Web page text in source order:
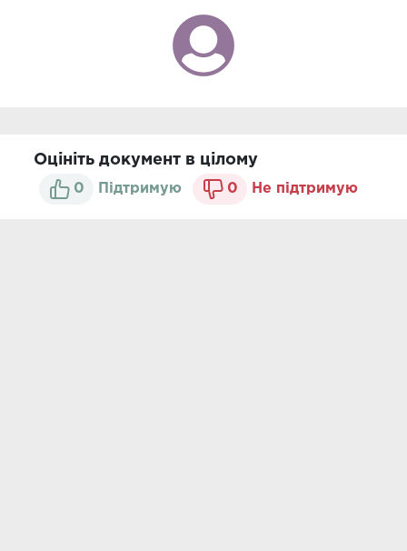
Оцініть документ в цілому
0 Підтримую 0 Не підтримую